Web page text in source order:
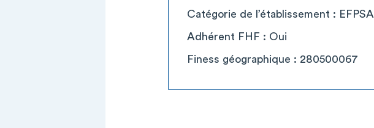
Catégorie de l’établissement : EFPSA
Adhérent FHF : Oui
Finess géographique : 280500067